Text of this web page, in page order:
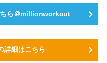
ちら＠millionworkout
詳細はこちら